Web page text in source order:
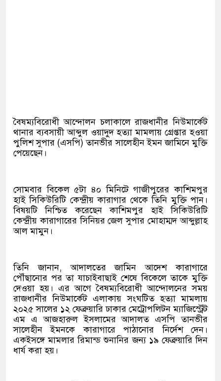
বৈষম্যবিরোধী আন্দোলন চলাকালে রাজধানীর নিউমার্কেট
থানার ব্যবসায়ী আব্দুল ওয়াদুদ হত্যা মামলায় গ্রেপ্তার হওয়া
পুলিশ সুপার (এসপি) তানভীর সালেহীন ইমন জামিনে মুক্তি
পেয়েছেন।
সোমবার বিকেল ৫টা ৪০ মিনিটে গাজীপুরের কাশিমপুর
হাই সিকিউরিটি কেন্দ্রীয় কারাগার থেকে তিনি মুক্তি পান।
বিষয়টি নিশ্চিত করেছেন কাশিমপুর হাই সিকিউরিটি
কেন্দ্রীয় কারাগারের সিনিয়র জেল সুপার মোহাম্মদ আব্দুল্লাহ
আল মামুন।
তিনি জানান, আদালতের জামিন আদেশ কারাগারে
পৌঁছানোর পর তা যাচাইবাছাই শেষে বিকেলে তাকে মুক্তি
দেওয়া হয়। এর আগে বৈষম্যবিরোধী আন্দোলনের সময়
রাজধানীর নিউমার্কেট এলাকায় সংঘটিত হত্যা মামলায়
২০২৫ সালের ১২ ফেব্রুয়ারি ঢাকার মেট্রোপলিটন ম্যাজিস্ট্রেট
এম এ আজহারুল ইসলামের আদালত এসপি তানভীর
সালেহীন ইমনকে কারাগারে পাঠানোর নির্দেশ দেন।
একইসঙ্গে মামলার রিমান্ড শুনানির জন্য ১৯ ফেব্রুয়ারি দিন
ধার্য করা হয়।